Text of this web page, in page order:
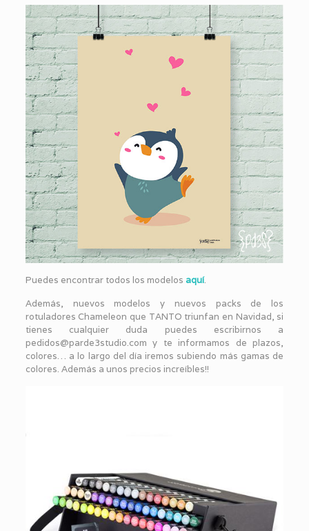
Puedes encontrar todos los modelos aquí.
Además, nuevos modelos y nuevos packs de los
rotuladores Chameleon que TANTO triunfan en Navidad, si
tienes cualquier duda puedes escribirnos a
pedidos@parde3studio.com y te informamos de plazos,
colores… a lo largo del día iremos subiendo más gamas de
colores. Además a unos precios increíbles!!